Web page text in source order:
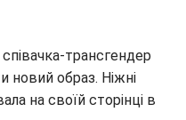
трансгендер
новий образ. Ніжні
на своїй сторінці в